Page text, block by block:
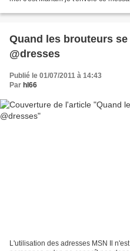
Quand les brouteurs
@dresses
Publié le 01/07/2011 à 14:43
Par hl66
L'utilisation des adresses MSN Il